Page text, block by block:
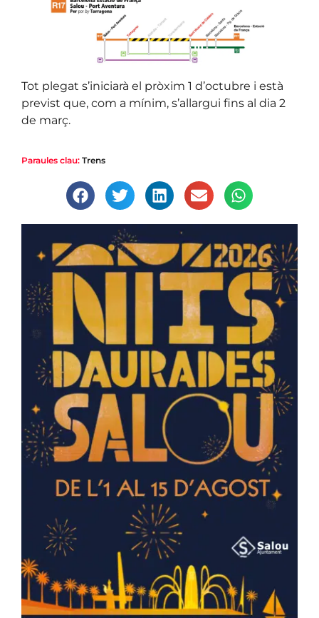
Tot plegat s’iniciarà el pròxim 1 d’octubre i està
previst que, com a mínim, s’allargui fins al dia 2
de març.
Paraules clau: Trens